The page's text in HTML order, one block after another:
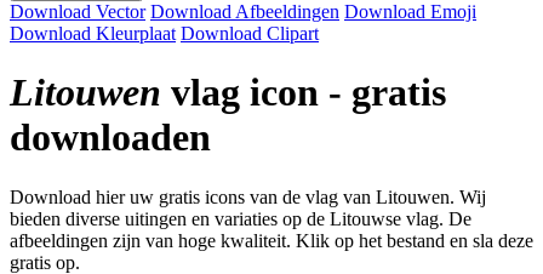
Download Vector Download Afbeeldingen Download Emoji
Download Kleurplaat Download Clipart
Litouwen vlag icon - gratis
downloaden
Download hier uw gratis icons van de vlag van Litouwen. Wij
bieden diverse uitingen en variaties op de Litouwse vlag. De
afbeeldingen zijn van hoge kwaliteit. Klik op het bestand en sla deze
gratis op.